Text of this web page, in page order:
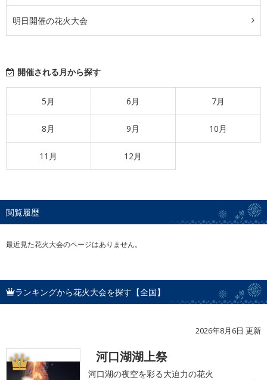
明日開催の花火大会
開催される月から探す
5月 6月 7月
8月 9月 10月
11月 12月
閲覧履歴
最近見た花火大会のページはありません。
ランキングから花火大会を探す【全国】
2026年8月6日 更新
1 河口湖湖上祭
河口湖の夜空を彩る大迫力の花火